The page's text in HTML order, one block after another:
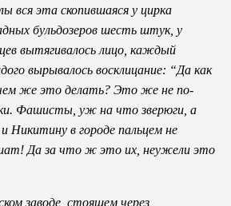
вся эта скопившаяся у цирка
бульдозеров шесть штук, у
вытягивалось лицо, каждый
вырывалось восклицание: “Да как
же это делать? Это же не по-
Фашисты, уж на что зверюги, а
Никитину в городе пальцем не
Да за что ж это их, неужели это
заводе, стоящем через